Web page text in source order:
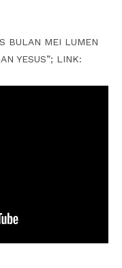
BULAN MEI LUMEN
YESUS”; LINK: